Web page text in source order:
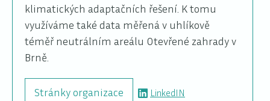
klimatických adaptačních řešení. K tomu
využíváme také data měřená v uhlíkově
téměř neutrálním areálu Otevřené zahrady v
Brně.
Stránky organizace LinkedIN